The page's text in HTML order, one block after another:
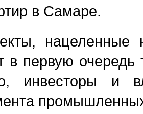
в Самаре.
нацеленные
в первую
инвесторы и